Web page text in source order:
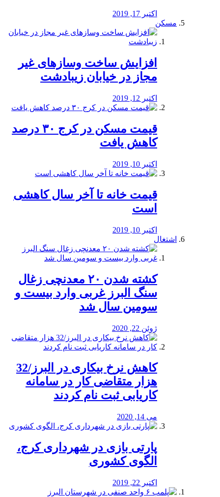
اکتبر 17, 2019
مسکن
افزایش ساخت وسازهای غیر
مجاز در خیابان زیبادشت
اکتبر 12, 2019
️قیمت مسکن در کرج ۳۰ درصد
کاهش یافت
اکتبر 10, 2019
قیمت خانه تا آخر سال کاهشی
است
اکتبر 10, 2019
اشتغال
کشته شدن ۲۰ معدنچی زغال
سنگ البرز غربی وارد بیست و
سومین سال شد
ژوئن 22, 2020
کاهش نرخ بیکاری در البرز/32
هزار متقاضی کار در سامانه
کاریابی ثبت نام کردند
می 14, 2020
پارتی بازی در شهرداری کرج،
الگوی کشوری
اکتبر 22, 2019